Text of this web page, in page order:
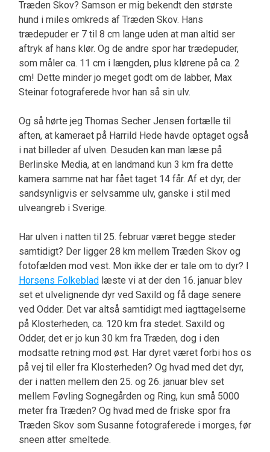
Træden Skov? Samson er mig bekendt den største
hund i miles omkreds af Træden Skov. Hans
trædepuder er 7 til 8 cm lange uden at man altid ser
aftryk af hans klør. Og de andre spor har trædepuder,
som måler ca. 11 cm i længden, plus klørene på ca. 2
cm! Dette minder jo meget godt om de labber, Max
Steinar fotograferede hvor han så sin ulv.
Og så hørte jeg Thomas Secher Jensen fortælle til
aften, at kameraet på Harrild Hede havde optaget også
i nat billeder af ulven. Desuden kan man læse på
Berlinske Media, at en landmand kun 3 km fra dette
kamera samme nat har fået taget 14 får. Af et dyr, der
sandsynligvis er selvsamme ulv, ganske i stil med
ulveangreb i Sverige.
Har ulven i natten til 25. februar været begge steder
samtidigt? Der ligger 28 km mellem Træden Skov og
fotofælden mod vest. Mon ikke der er tale om to dyr? I
Horsens Folkebladlæste vi at der den 16. januar blev
set et ulvelignende dyr ved Saxild og få dage senere
ved Odder. Det var altså samtidigt med iagttagelserne
på Klosterheden, ca. 120 km fra stedet. Saxild og
Odder, det er jo kun 30 km fra Træden, dog i den
modsatte retning mod øst. Har dyret været forbi hos os
på vej til eller fra Klosterheden? Og hvad med det dyr,
der i natten mellem den 25. og 26. januar blev set
mellem Føvling Sognegården og Ring, kun små 5000
meter fra Træden? Og hvad med de friske spor fra
Træden Skov som Susanne fotograferede i morges, før
sneen atter smeltede.